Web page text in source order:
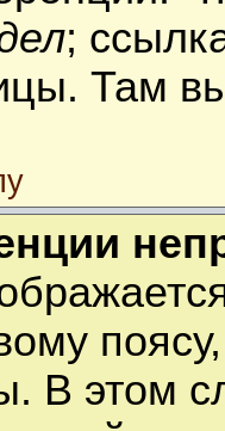
;
Там
В этом